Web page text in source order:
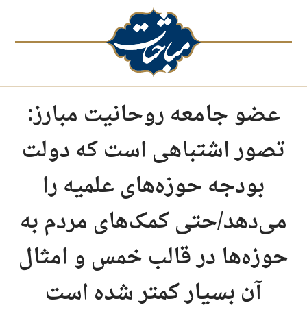
عضو جامعه روحانیت مبارز:
تصور اشتباهی است که دولت
بودجه حوزه‌های علمیه را
می‌دهد/حتی کمک‌های مردم به
حوزه‌ها در قالب خمس و امثال
آن بسیار کمتر شده است